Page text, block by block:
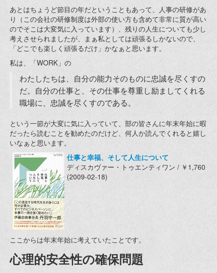
あとはちょうど節目の年だということもあって、人事の研修があ
り（この会社の研修制度は外部の使い方も含めて非常に質が高い
のでそこは大変気に入っています）、残りの人生についても少し
考えさせられましたが、まぁ私としては頑張るしかないので、
「どこでも楽しく頑張るだけ」かなぁと思います。
私は、「WORK」の
わたしたちは、自分の能力そのものに忠誠を尽くすの
だ。自分の仕事と、その仕事を尊重し励ましてくれる
職場に、忠誠を尽くすのである。
という一節が大変に気に入っていて、部の皆さんに年末年始に暇
だったら読むことを勧めたのだけど、何人か読んでくれると嬉し
いなぁと思います。
仕事と幸福、そして人生について
ディスカヴァー・トゥエンティワン / ￥1,760
(2009-02-18)
ここからは年末年始に考えていたことです。
心理的安全性の確保問題